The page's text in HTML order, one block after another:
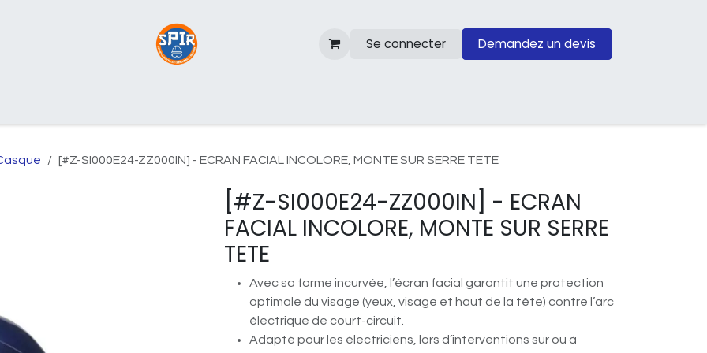
Se connecter Demandez un devis
[#Z-SI000E24-ZZ000IN] - ECRAN FACIAL INCOLORE, MONTE SUR SERRE TETE
[#Z-SI000E24-ZZ000IN] - ECRAN
FACIAL INCOLORE, MONTE SUR SERRE
TETE
Avec sa forme incurvée, l’écran facial garantit une protection
optimale du visage (yeux, visage et haut de la tête) contre l’arc
électrique de court-circuit.
Adapté pour les électriciens, lors d’interventions sur ou à